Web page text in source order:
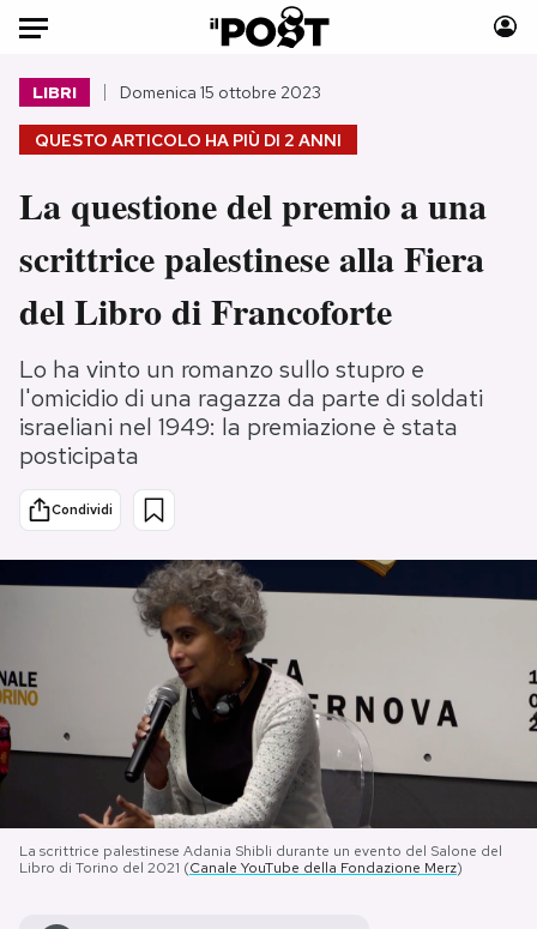
Auto
HOME
Italia
Politica
Tecnologia
Scienza
Cultura
Economia
Moda
Consumismi
Storie/Idee
Media
Europa
PODCAST
NEWSLETTER
I MIEI PREFERITI
SHOP
QUESTO ARTICOLO HA PIÙ DI 2 ANNI
LIBRI Domenica 15 ottobre 2023
La questione del premio a una
scrittrice palestinese alla Fiera
del Libro di Francoforte
Lo ha vinto un romanzo sullo stupro e
l'omicidio di una ragazza da parte di soldati
israeliani nel 1949: la premiazione è stata
posticipata
Condividi
La scrittrice palestinese Adania Shibli durante un evento del Salone del
Libro di Torino del 2021 (Canale YouTube della Fondazione Merz)